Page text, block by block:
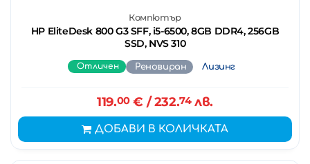
Компютър
HP EliteDesk 800 G3 SFF, i5-6500, 8GB DDR4, 256GB
SSD, NVS 310
Отличен Реновиран Лизинг
119.00€ / 232.74лв.
ДОБАВИ В КОЛИЧКАТА